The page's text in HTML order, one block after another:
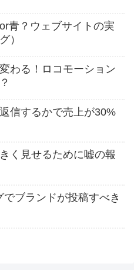
青？ウェブサイトの実
）
わる！ロコモーション
信するかで売上が30%
く見せるために嘘の報
ブランドが投稿すべき